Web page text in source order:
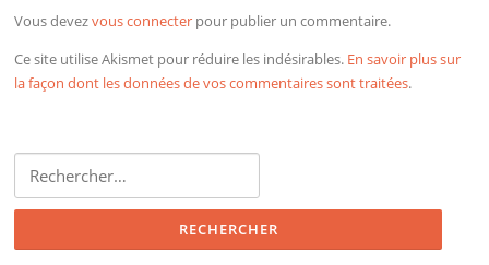
Vous devezvous connecter pour publier un commentaire.
Ce site utilise Akismet pour réduire les indésirables. En savoir plus sur
la façon dont les données de vos commentaires sont traitées.